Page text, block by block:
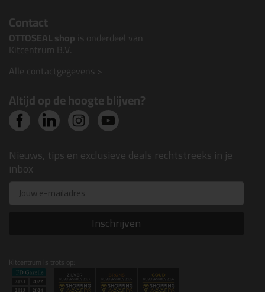
Contact
OTTOSEAL shop is onderdeel van
Kitcentrum B.V.
Alle contactgegevens >
Altijd op de hoogte blijven?
Nieuws, tips en exclusieve deals rechtstreeks in je
inbox
Email
Inschrijven
Kitcentrum is trots op:
Ontvang een
welkomstcadeau 💚